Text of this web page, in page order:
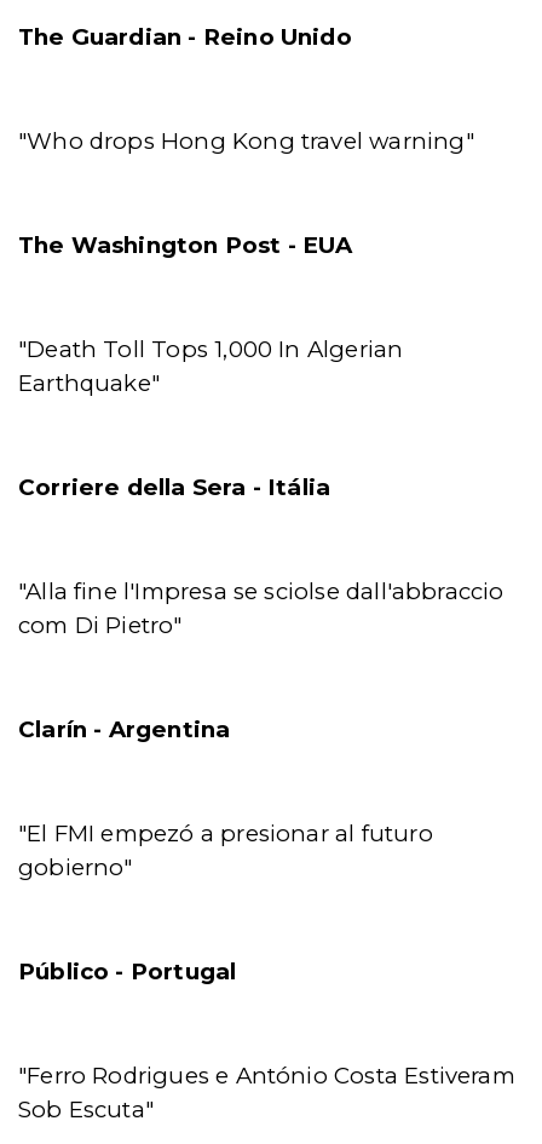
The Guardian - Reino Unido
"Who drops Hong Kong travel warning"
The Washington Post - EUA
"Death Toll Tops 1,000 In Algerian
Earthquake"
Corriere della Sera - Itália
"Alla fine l'Impresa se sciolse dall'abbraccio
com Di Pietro"
Clarín - Argentina
"El FMI empezó a presionar al futuro
gobierno"
Público - Portugal
"Ferro Rodrigues e António Costa Estiveram
Sob Escuta"